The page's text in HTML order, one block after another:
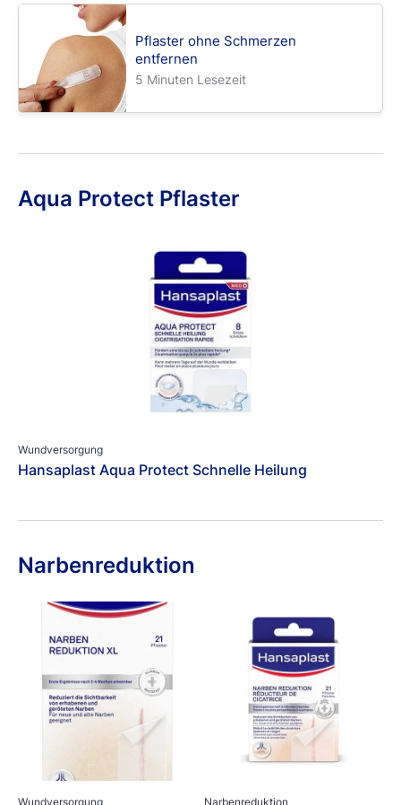
Pflaster ohne Schmerzen
entfernen
5 Minuten Lesezeit
Aqua Protect Pflaster
Wundversorgung
Hansaplast Aqua Protect Schnelle Heilung
Narbenreduktion
Wundversorgung Narbenreduktion